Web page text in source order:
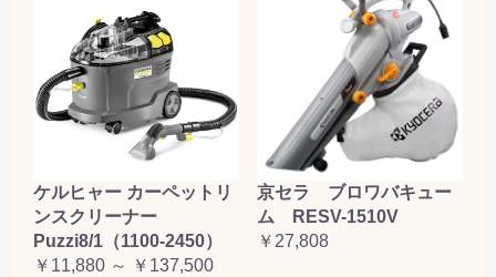
ケルヒャー カーペットリ
ンスクリーナー
Puzzi8/1（1100-2450）
￥11,880 ～ ￥137,500
京セラ ブロワバキュー
ム RESV-1510V
￥27,808